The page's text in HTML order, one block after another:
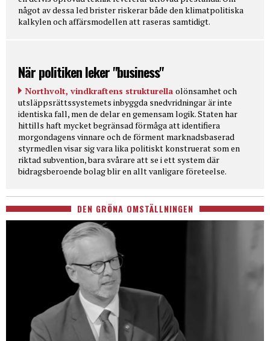
något av dessa led brister riskerar både den klimatpolitiska
kalkylen och affärsmodellen att raseras samtidigt.
När politiken leker "business"
Northvolt, vindkraftens strukturella olönsamhet och
utsläppsrättssystemets inbyggda snedvridningar är inte
identiska fall, men de delar en gemensam logik. Staten har
hittills haft mycket begränsad förmåga att identifiera
morgondagens vinnare och de förment marknadsbaserad
styrmedlen visar sig vara lika politiskt konstruerat som en
riktad subvention, bara svårare att se i ett system där
bidragsberoende bolag blir en allt vanligare företeelse.
DEN GRÖNA OMSTÄLLNINGEN